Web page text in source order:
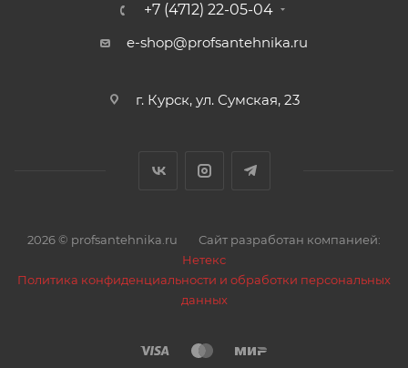
+7 (4712) 22-05-04
e-shop@profsantehnika.ru
г. Курск, ул. Сумская, 23
2026 © profsantehnika.ru
Сайт разработан компанией:
Нетекс
Политика конфиденциальности и обработки персональных
данных